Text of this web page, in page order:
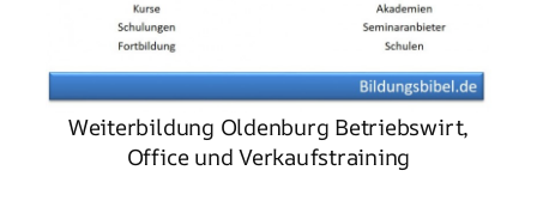
Weiterbildung Oldenburg Betriebswirt,
Office und Verkaufstraining